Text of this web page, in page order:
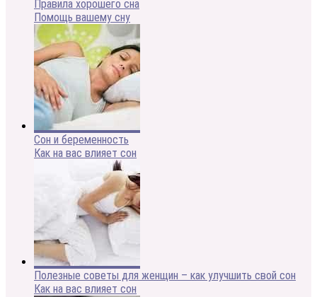
Правила хорошего сна
Помощь вашему сну
Сон и беременность
Как на вас влияет сон
Полезные советы для женщин – как улучшить свой сон
Как на вас влияет сон